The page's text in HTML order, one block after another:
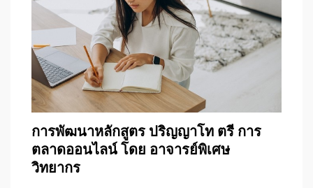
การพัฒนาหลักสูตร ปริญญาโท ตรี การ
ตลาดออนไลน์ โดย อาจารย์พิเศษ
วิทยากร